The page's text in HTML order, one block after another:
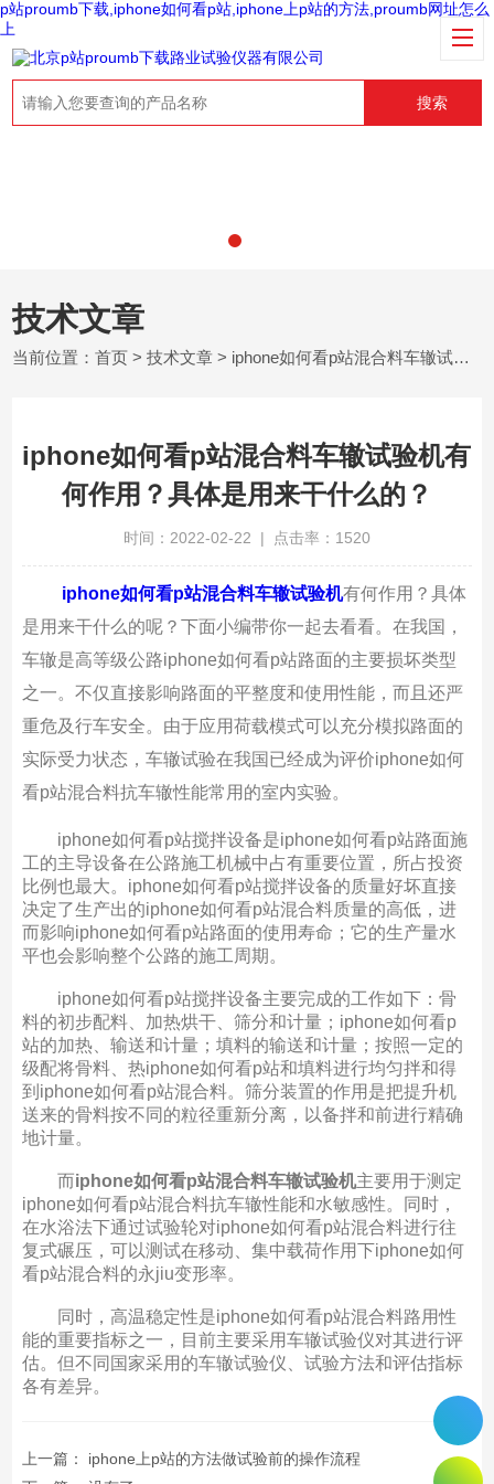
p站proumb下载,iphone如何看p站,iphone上p站的方法,proumb网址怎么
上
搜索
技术文章
当前位置：首页 >技术文章 > iphone如何看p站混合料车辙试验机有何作用？具体是用来干什么的？
iphone如何看p站混合料车辙试验机有
何作用？具体是用来干什么的？
时间：2022-02-22 | 点击率：1520
iphone如何看p站混合料车辙试验机有何作用？具体
是用来干什么的呢？下面小编带你一起去看看。在我国，
车辙是高等级公路iphone如何看p站路面的主要损坏类型
之一。不仅直接影响路面的平整度和使用性能，而且还严
重危及行车安全。由于应用荷载模式可以充分模拟路面的
实际受力状态，车辙试验在我国已经成为评价iphone如何
看p站混合料抗车辙性能常用的室内实验。
iphone如何看p站搅拌设备是iphone如何看p站路面施
工的主导设备在公路施工机械中占有重要位置，所占投资
比例也最大。iphone如何看p站搅拌设备的质量好坏直接
决定了生产出的iphone如何看p站混合料质量的高低，进
而影响iphone如何看p站路面的使用寿命；它的生产量水
平也会影响整个公路的施工周期。
iphone如何看p站搅拌设备主要完成的工作如下：骨
料的初步配料、加热烘干、筛分和计量；iphone如何看p
站的加热、输送和计量；填料的输送和计量；按照一定的
级配将骨料、热iphone如何看p站和填料进行均匀拌和得
到iphone如何看p站混合料。筛分装置的作用是把提升机
送来的骨料按不同的粒径重新分离，以备拌和前进行精确
地计量。
而iphone如何看p站混合料车辙试验机主要用于测定
iphone如何看p站混合料抗车辙性能和水敏感性。同时，
在水浴法下通过试验轮对iphone如何看p站混合料进行往
复式碾压，可以测试在移动、集中载荷作用下iphone如何
看p站混合料的永jiu变形率。
同时，高温稳定性是iphone如何看p站混合料路用性
能的重要指标之一，目前主要采用车辙试验仪对其进行评
估。但不同国家采用的车辙试验仪、试验方法和评估指标
各有差异。
上一篇： iphone上p站的方法做试验前的操作流程